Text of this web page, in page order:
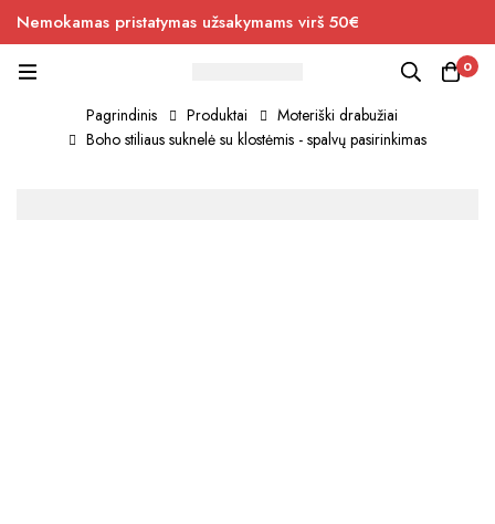
Nemokamas pristatymas užsakymams virš 50€
0
Pagrindinis Produktai
Moteriški drabužiai
Boho stiliaus suknelė su klostėmis - spalvų pasirinkimas